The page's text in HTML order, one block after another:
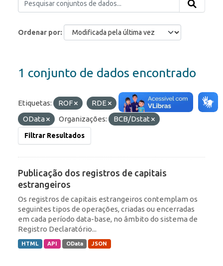
Ordenar por
1 conjunto de dados encontrado
Etiquetas: ROF RDE IED
Formatos:
OData
Organizações: BCB/Dstat
Filtrar Resultados
Publicação dos registros de capitais
estrangeiros
Os registros de capitais estrangeiros contemplam os
seguintes tipos de operações, criadas ou encerradas
em cada período data-base, no âmbito do sistema de
Registro Declaratório...
HTML API OData JSON